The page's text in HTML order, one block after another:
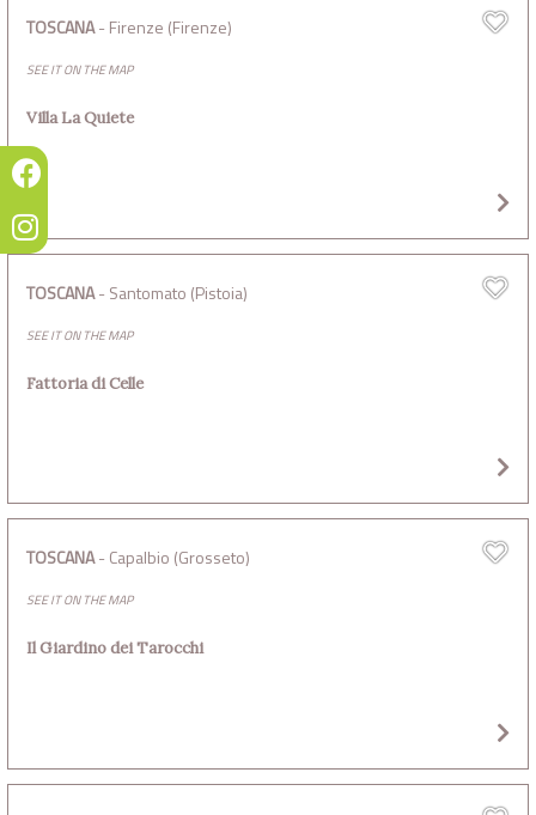
TOSCANA- Firenze (Firenze)
SEE IT ON THE MAP
Villa La Quiete
TOSCANA- Santomato (Pistoia)
SEE IT ON THE MAP
Fattoria di Celle
TOSCANA- Capalbio (Grosseto)
SEE IT ON THE MAP
Il Giardino dei Tarocchi